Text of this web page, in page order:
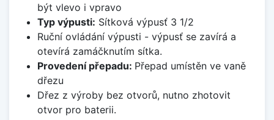
být vlevo i vpravo
Typ výpusti: Sítková výpusť 3 1/2
Ruční ovládání výpusti - výpusť se zavírá a
otevírá zamáčknutím sítka.
Provedení přepadu: Přepad umístěn ve vaně
dřezu
Dřez z výroby bez otvorů, nutno zhotovit
otvor pro baterii.